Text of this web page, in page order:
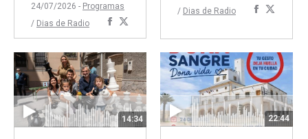
24/07/2026 - Programas
/ Dias de Radio
Compartir
con
Facebook
con
Twitter
/ Dias de Radio
Compartir
14:34 22:44